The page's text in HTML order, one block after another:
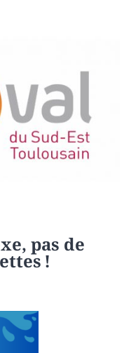
pas de
!